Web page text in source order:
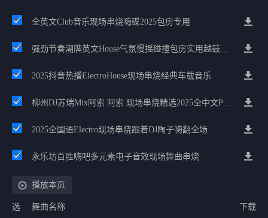
全英文Club音乐现场串烧嗨碟2025包房专用
强劲节奏潮牌英文House气氛慢摇碰撞包房实用越鼓迷幻河池2025大碟
2025抖音热播ElectroHouse现场串烧经典车载音乐
柳州DJ苏瑞Mix阿索 阿索 现场串烧精选2025全中文ProgHouse音乐
2025全国语Electro现场串烧跟着DJ陶子嗨翻全场
永乐坊百胜嗨吧多元素电子音效现场舞曲串烧
播放本页
选 舞曲名称 下载